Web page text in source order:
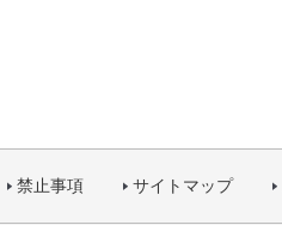
禁止事項 サイトマップ